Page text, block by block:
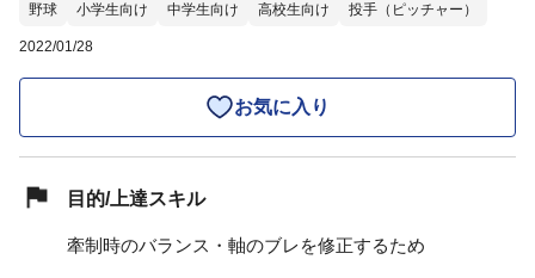
野球 小学生向け 中学生向け 高校生向け 投手（ピッチャー）
2022/01/28
お気に入り
目的/上達スキル
牽制時のバランス・軸のブレを修正するため